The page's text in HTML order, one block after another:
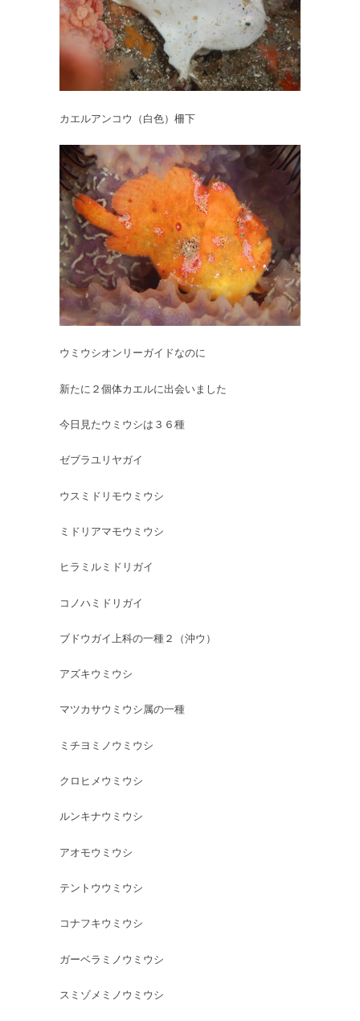
カエルアンコウ（白色）柵下
ウミウシオンリーガイドなのに
新たに２個体カエルに出会いました
今日見たウミウシは３６種
ゼブラユリヤガイ
ウスミドリモウミウシ
ミドリアマモウミウシ
ヒラミルミドリガイ
コノハミドリガイ
ブドウガイ上科の一種２（沖ウ）
アズキウミウシ
マツカサウミウシ属の一種
ミチヨミノウミウシ
クロヒメウミウシ
ルンキナウミウシ
アオモウミウシ
テントウウミウシ
コナフキウミウシ
ガーベラミノウミウシ
スミゾメミノウミウシ